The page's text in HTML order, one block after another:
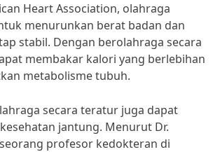
Heart Association, olahraga
menurunkan berat badan dan
stabil. Dengan berolahraga secara
membakar kalori yang berlebihan
metabolisme tubuh.
secara teratur juga dapat
jantung. Menurut Dr.
profesor kedokteran di